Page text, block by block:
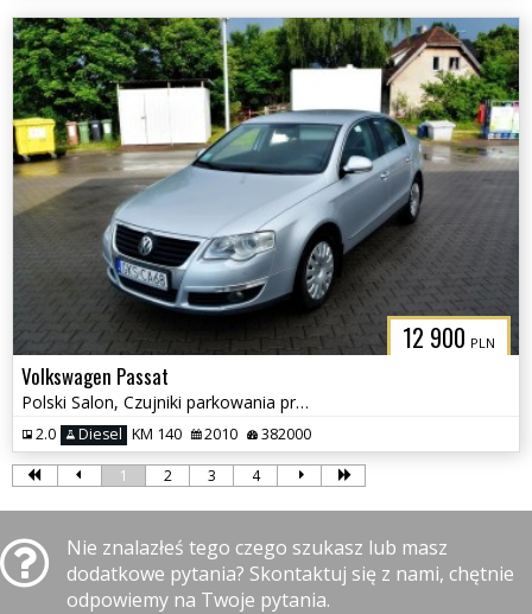
12 900 PLN
Volkswagen Passat
Polski Salon, Czujniki parkowania przód i tył, Klimatyzacja
2.0 Diesel KM 140 2010 382000
1 2 3 4
Nie znalazłeś tego czego szukasz lub masz
dodatkowe pytania? Skontaktuj się z nami, chętnie
odpowiemy na Twoje pytania.